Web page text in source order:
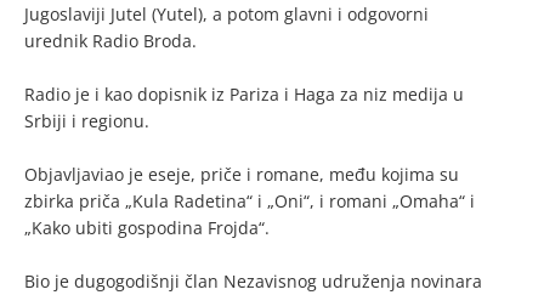
Jugoslaviji Jutel (Yutel), a potom glavni i odgovorni
urednik Radio Broda.
Radio je i kao dopisnik iz Pariza i Haga za niz medija u
Srbiji i regionu.
Objavljaviao je eseje, priče i romane, među kojima su
zbirka priča „Kula Radetina“ i „Oni“, i romani „Omaha“ i
„Kako ubiti gospodina Frojda“.
Bio je dugogodišnji član Nezavisnog udruženja novinara